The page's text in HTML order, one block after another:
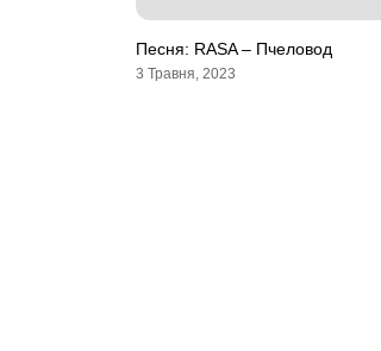
Песня: RASA – Пчеловод
3 Травня, 2023